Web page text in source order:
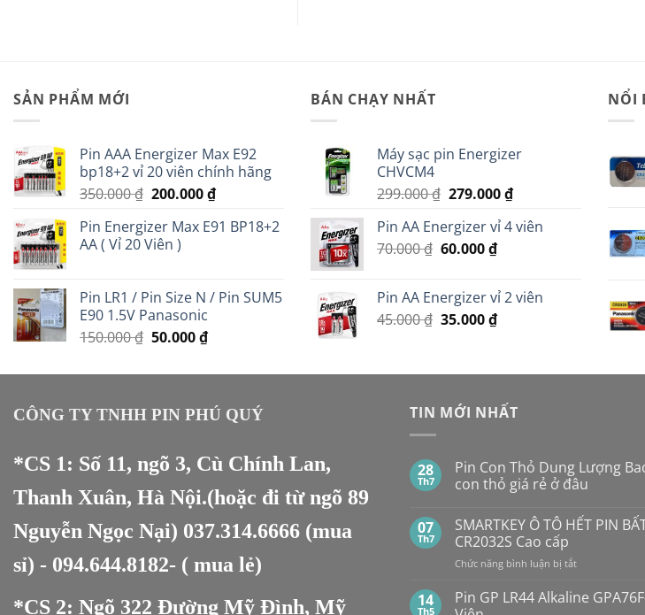
SẢN PHẨM MỚI
Pin AAA Energizer Max E92
bp18+2 vỉ 20 viên chính hãng
350.000₫ Giá
là:
350.000 ₫.
200.000₫Giá
tại
Pin Energizer Max E91 BP18+2
AA ( Vỉ 20 Viên )
Pin LR1 / Pin Size N / Pin SUM5
E90 1.5V Panasonic
150.000₫ Giá
là:
50.000₫Giá
tại
50.000 ₫.
BÁN CHẠY NHẤT
Máy sạc pin Energizer
CHVCM4
299.000₫ Giá
là:
299.000 ₫.
279.000₫Giá
tại
Pin AA Energizer vỉ 4 viên
70.000₫ Giá
70.000 ₫.
60.000₫Giá
là:
60.000 ₫.
Pin AA Energizer vỉ 2 viên
45.000₫ Giá
45.000 ₫.
35.000₫Giá
là:
NỔI
CÔNG TY TNHH PIN PHÚ QUÝ
*CS 1: Số 11, ngõ 3, Cù Chính Lan,
Thanh Xuân, Hà Nội.(hoặc đi từ ngõ 89
Nguyễn Ngọc Nại) 037.314.6666 (mua
sỉ) - 094.644.8182- ( mua lẻ)
*CS 2: Ngõ 322 Đường Mỹ Đình, Mỹ
TIN MỚI NHẤT
28
Th7
Pin Con Thỏ Dung Lượng
con thỏ giá rẻ ở đâu
bình
luận
ở
Pin
Con
Dung
Lượng
07
Th7
SMARTKEY Ô TÔ HẾT PIN
CR2032S Cao cấp
Chức năng bình luận bị tắtở
Ô
14
Th5
Pin GP LR44 Alkaline